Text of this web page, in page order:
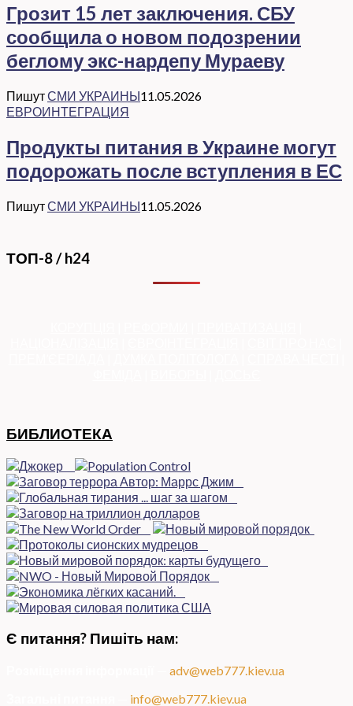
Грозит 15 лет заключения. СБУ
сообщила о новом подозрении
беглому экс-нардепу Мураеву
ПишутСМИ УКРАИНЫ11.05.2026
ЕВРОИНТЕГРАЦИЯ
Продукты питания в Украине могут
подорожать после вступления в ЕС
ПишутСМИ УКРАИНЫ11.05.2026
ТОП-8 / h24
БИБЛИОТЕКА
Є питання? Пишіть нам:
adv@web777.kiev.ua
info@web777.kiev.ua